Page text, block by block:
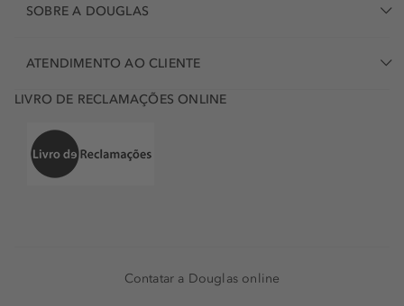
SOBRE A DOUGLAS
ATENDIMENTO AO CLIENTE
LIVRO DE RECLAMAÇÕES ONLINE
Contatar a Douglas online